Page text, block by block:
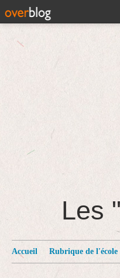
Les
Accueil Rubrique de l'école